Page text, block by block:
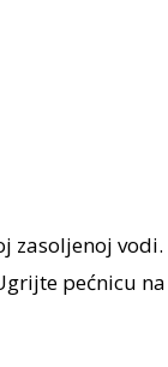
zasoljenoj vodi.
pećnicu na